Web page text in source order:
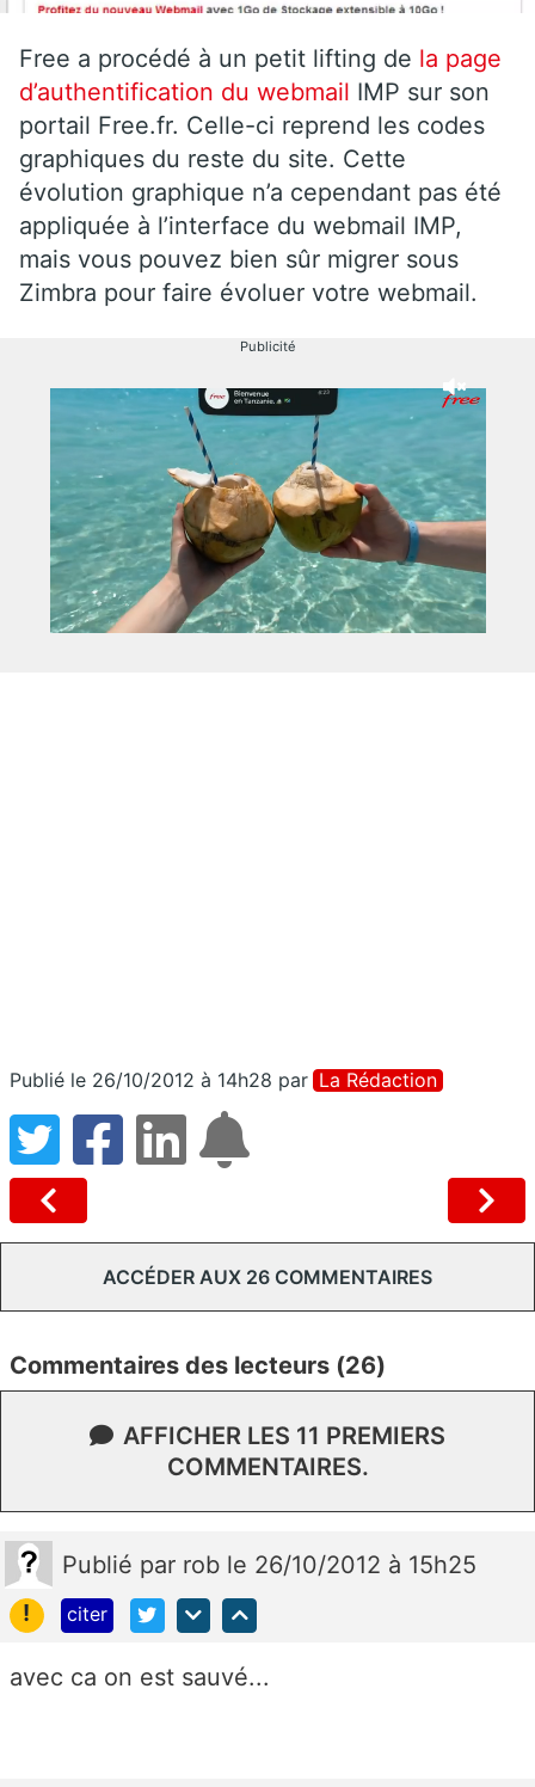
Free a procédé à un petit lifting de la page
d’authentification du webmail IMP sur son
portail Free.fr. Celle-ci reprend les codes
graphiques du reste du site. Cette
évolution graphique n’a cependant pas été
appliquée à l’interface du webmail IMP,
mais vous pouvez bien sûr migrer sous
Zimbra pour faire évoluer votre webmail.
Publicité
Publié le 26/10/2012 à 14h28 par La Rédaction
ACCÉDER AUX 26 COMMENTAIRES
Commentaires des lecteurs (26)
AFFICHER LES 11 PREMIERS
COMMENTAIRES.
Publié par rob le 26/10/2012 à 15h25
!
citer
avec ca on est sauvé...